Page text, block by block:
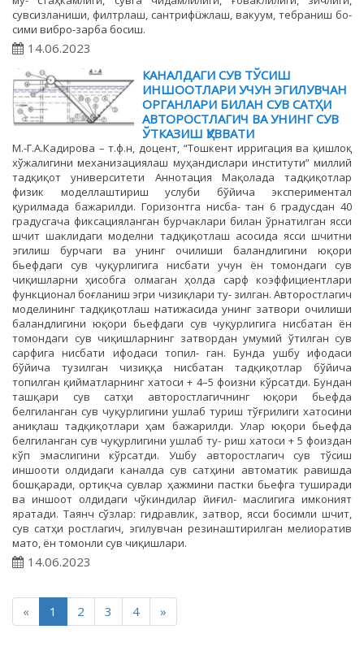
сувсизланиши, филтрлаш, сантрифüжлаш, вакуум, тебраниш бо-
сими вибро-зарба босиш.
14.06.2023
КАНАЛДАГИ СУВ ТЎСИШ
ИНШООТЛАРИ УЧУН ЭГИЛУВЧАН
ОРГАНЛАРИ БИЛАН СУВ САТҲИ
АВТОРОСТЛАГИЧ ВА УНИНГ СУВ
ЎТКАЗИШ ҚУВВАТИ
М.-Г.А.Кадирова – т.ф.н, доцент, “Тошкент ирригация ва қишлоқ
хўжалигини механизациялаш муҳандислари институти” миллий
тадқиқот университети Аннотация Мақолада тадқиқотлар
физик моделлаштириш услуби бўйича экспериментал
қурилмада бажарилди. Горизонтга нисба- тан 6 градусдан 40
градусгача фиксацияланган бурчаклари билан ўрнатилган ясси
шчит шаклидаги моделни тадқиқотлаш асосида ясси шчитни
эгилиш бурчаги ва унинг очилиши баландлигини юқори
бьефдаги сув чуқурлигига нисбати учун ён томондаги сув
чиқишларни ҳисобга олмаган ҳолда сарф коэффициентлари
функционал боғланиш эгри чизиқлари ту- зилган. Авторостлагич
моделининг тадқиқотлаш натижасида унинг затвори очилиши
баландлигини юқори бьефдаги сув чуқурлигига нисбатан ён
томондаги сув чиқишларнинг затвордан умумий ўтилган сув
сарфига нисбати ифодаси топил- ган. Бунда ушбу ифодаси
бўйича тузилган чизиққа нисбатан тадқиқотлар бўйича
топилган қийматларнинг хатоси + 4–5 фоизни кўрсатди. Бундан
ташқари сув сатҳи авторостлагичнинг юқори бьефда
белгиланган сув чуқурлигини ушлаб туриш тўғрилиги хатосини
аниқлаш тадқиқотлари ҳам бажарилди. Улар юқори бьефда
белгиланган сув чуқурлигини ушлаб ту- риш хатоси + 5 фоиздан
кўп эмаслигини кўрсатди. Ушбу авторостлагич сув тўсиш
иншооти олдидаги каналда сув сатҳини автоматик равишда
бошқаради, ортиқча сувлар ҳажмини пастки бьефга туширади
ва иншоот олдидаги чўкиндилар йиғил- маслигига имконият
яратади. Таянч сўзлар: гидравлик, затвор, ясси босимли шчит,
сув сатҳи ростлагич, эгилувчан резинаштирилган мелиоратив
мато, ён томонли сув чиқишлари.
14.06.2023
« 1 2 3 4 »